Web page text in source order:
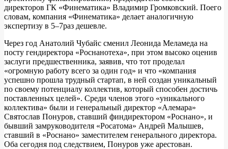
директоров ГК «Финематика» Владимир Громковский. Поего
словам, компания «Финематика» делает аналогичную
экспертизу в 5–7раз дешевле.
Через год Анатолий Чубайс сменил Леонида Меламеда на
посту гендиректора «Роснанотеха», при этом высоко оценив
заслуги предшественника, заявив, что тот проделал
«огромную работу всего за один год» и что «компания
успешно прошла трудный стартап, в ней создан уникальный
по своему потенциалу коллектив, который способен достичь
поставленных целей». Среди членов этого «уникального
коллектива» были и генеральный директор «Алемара»
Святослав Понуров, ставший финдиректором «Роснано», и
бывший замруководителя «Росатома» Андрей Малышев,
ставший в «Роснано» заместителем генерального директора.
Оба сегодня под следствием, Понуров уже арестован.